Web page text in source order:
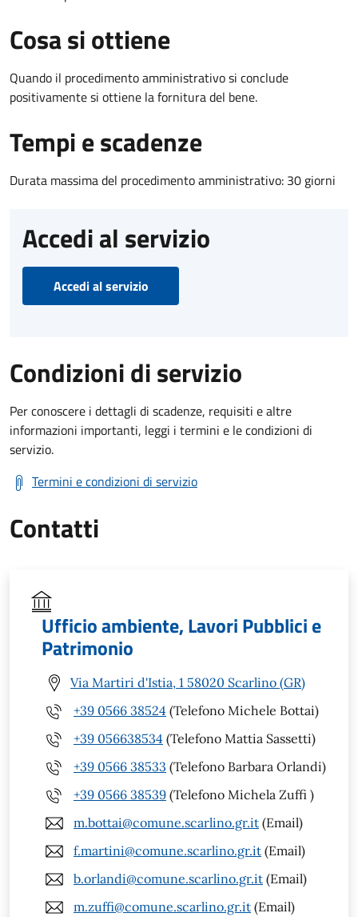
Cosa si ottiene
Quando il procedimento amministrativo si conclude
positivamente si ottiene la fornitura del bene.
Tempi e scadenze
Durata massima del procedimento amministrativo: 30 giorni
Accedi al servizio
Accedi al servizio
Condizioni di servizio
Per conoscere i dettagli di scadenze, requisiti e altre
informazioni importanti, leggi i termini e le condizioni di
servizio.
Termini e condizioni di servizio
Contatti
Ufficio ambiente, Lavori Pubblici e
Patrimonio
Via Martiri d'Istia, 1 58020 Scarlino (GR)
+39 0566 38524 (Telefono Michele Bottai)
+39 056638534 (Telefono Mattia Sassetti)
+39 0566 38533 (Telefono Barbara Orlandi)
+39 0566 38539 (Telefono Michela Zuffi )
m.bottai@comune.scarlino.gr.it (Email)
f.martini@comune.scarlino.gr.it (Email)
b.orlandi@comune.scarlino.gr.it (Email)
m.zuffi@comune.scarlino.gr.it (Email)